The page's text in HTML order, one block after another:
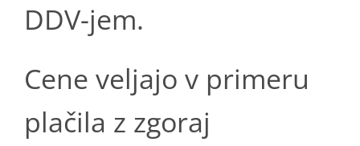
DDV-jem.
Cene veljajo v primeru
plačila z zgoraj